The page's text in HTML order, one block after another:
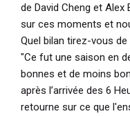
de David Cheng et Alex
sur ces moments et
Quel bilan tirez-vous
"Ce fut une saison en
bonnes et de moins
après l’arrivée des 6
retourne sur ce que